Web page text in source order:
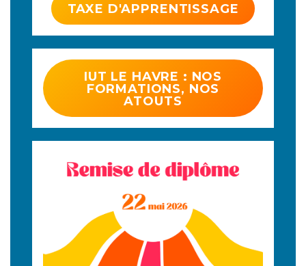
TAXE D'APPRENTISSAGE
IUT LE HAVRE : NOS
FORMATIONS, NOS
ATOUTS